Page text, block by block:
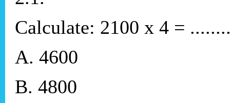
Calculate: 2100 x 4 =
A. 4600
B. 4800